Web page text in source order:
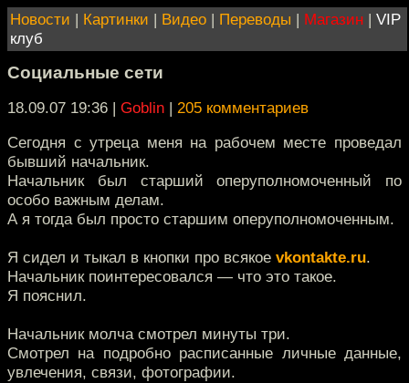
Новости | Картинки | Видео | Переводы | Магазин | VIP
клуб
Социальные сети
18.09.07 19:36 | Goblin | 205 комментариев
Сегодня с утреца меня на рабочем месте проведал
бывший начальник.
Начальник был старший оперуполномоченный по
особо важным делам.
А я тогда был просто старшим оперуполномоченным.
Я сидел и тыкал в кнопки про всякое vkontakte.ru.
Начальник поинтересовался — что это такое.
Я пояснил.
Начальник молча смотрел минуты три.
Смотрел на подробно расписанные личные данные,
увлечения, связи, фотографии.